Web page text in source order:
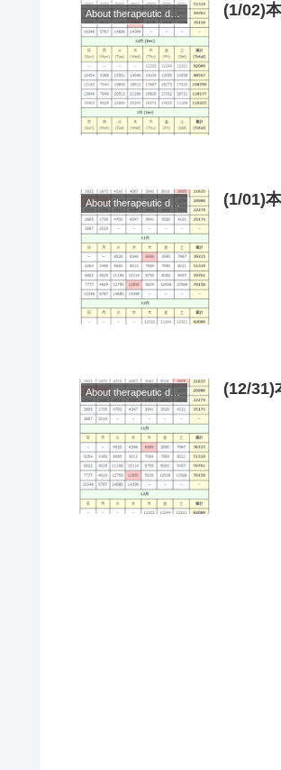
About therapeutic drugs and vaccines (1/02)
(1/01)
(12/31)